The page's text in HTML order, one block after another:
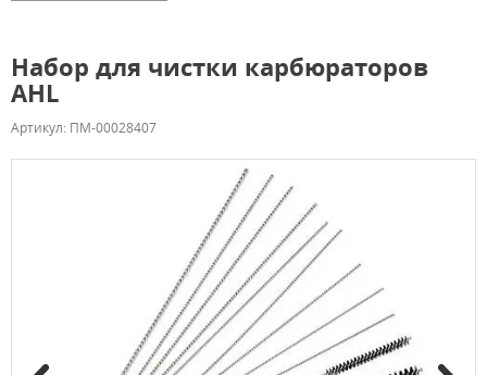
Набор для чистки карбюраторов
AHL
Артикул: ПМ-00028407